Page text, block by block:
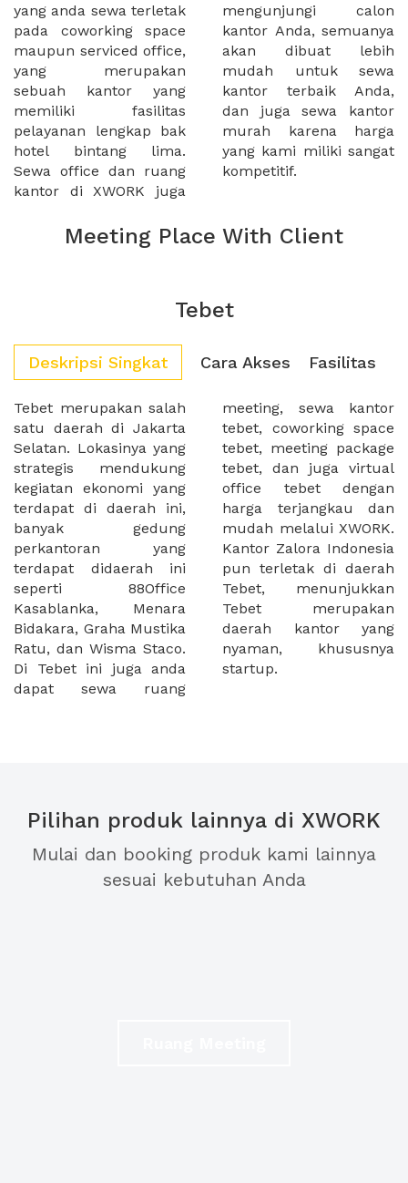
yang anda sewa terletak
pada coworking space
maupun serviced office,
yang merupakan
sebuah kantor yang
memiliki fasilitas
pelayanan lengkap bak
hotel bintang lima.
Sewa office dan ruang
kantor di XWORK juga
mengunjungi calon
kantor Anda, semuanya
akan dibuat lebih
mudah untuk sewa
kantor terbaik Anda,
dan juga sewa kantor
murah karena harga
yang kami miliki sangat
kompetitif.
Meeting Place With Client
Tebet
Deskripsi Singkat Cara Akses Fasilitas
Tebet merupakan salah
satu daerah di Jakarta
Selatan. Lokasinya yang
strategis mendukung
kegiatan ekonomi yang
terdapat di daerah ini,
banyak gedung
perkantoran yang
terdapat didaerah ini
seperti 88Office
Kasablanka, Menara
Bidakara, Graha Mustika
Ratu, dan Wisma Staco.
Di Tebet ini juga anda
dapat sewa ruang
meeting, sewa kantor
tebet, coworking space
tebet, meeting package
tebet, dan juga virtual
office tebet dengan
harga terjangkau dan
mudah melalui XWORK.
Kantor Zalora Indonesia
pun terletak di daerah
Tebet, menunjukkan
Tebet merupakan
daerah kantor yang
nyaman, khususnya
startup.
Pilihan produk lainnya di XWORK
Mulai dan booking produk kami lainnya
sesuai kebutuhan Anda